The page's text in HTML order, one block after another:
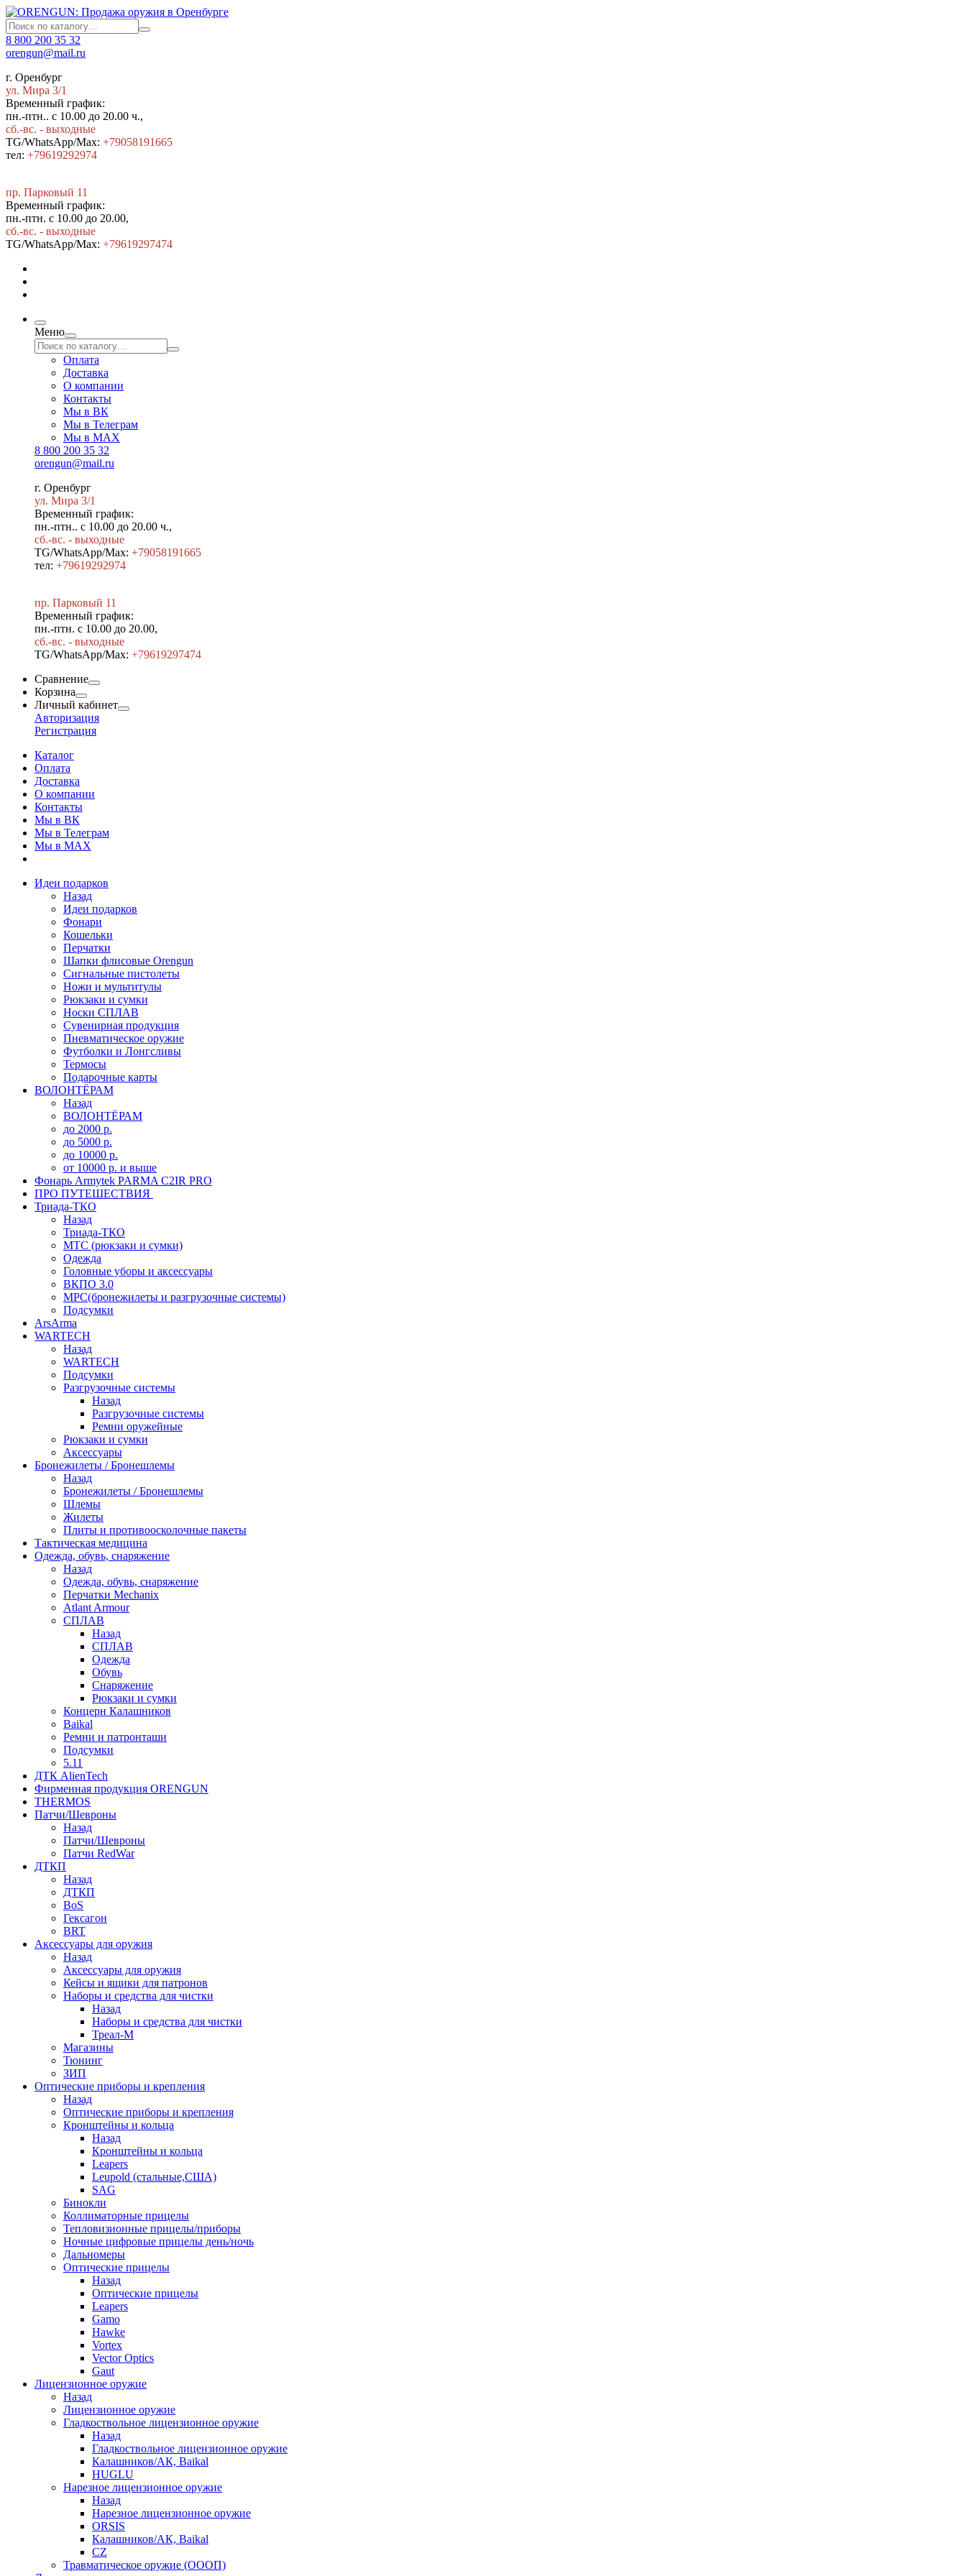
8 800 200 35 32
orengun@mail.ru
г. Оренбург
ул. Мира 3/1
Временный график:
пн.-птн.. с 10.00 до 20.00 ч.,
сб.-вс. - выходные
TG/WhatsApp/Max: +79058191665
тел: +79619292974
пр. Парковый 11
Временный график:
пн.-птн. с 10.00 до 20.00,
сб.-вс. - выходные
TG/WhatsApp/Max: +79619297474
Меню
Оплата
Доставка
О компании
Контакты
Мы в ВК
Мы в Телеграм
Мы в МAX
8 800 200 35 32
orengun@mail.ru
г. Оренбург
ул. Мира 3/1
Временный график:
пн.-птн.. с 10.00 до 20.00 ч.,
сб.-вс. - выходные
TG/WhatsApp/Max: +79058191665
тел: +79619292974
пр. Парковый 11
Временный график:
пн.-птн. с 10.00 до 20.00,
сб.-вс. - выходные
TG/WhatsApp/Max: +79619297474
Сравнение
Корзина
Личный кабинет
Авторизация
Регистрация
Каталог
Оплата
Доставка
О компании
Контакты
Мы в ВК
Мы в Телеграм
Мы в МAX
Идеи подарков
Назад
Идеи подарков
Фонари
Кошельки
Перчатки
Шапки флисовые Orengun
Сигнальные пистолеты
Ножи и мультитулы
Рюкзаки и сумки
Носки СПЛАВ
Сувенирная продукция
Пневматическое оружие
Футболки и Лонгсливы
Термосы
Подарочные карты
ВОЛОНТЁРАМ
Назад
ВОЛОНТЁРАМ
до 2000 р.
до 5000 р.
до 10000 р.
от 10000 р. и выше
Фонарь Armytek PARMA C2IR PRO
ПРО ПУТЕШЕСТВИЯ
Триада-ТКО
Назад
Триада-ТКО
МТС (рюкзаки и сумки)
Одежда
Головные уборы и аксессуары
ВКПО 3.0
МРС(бронежилеты и разгрузочные системы)
Подсумки
ArsArma
WARTECH
Назад
WARTECH
Подсумки
Разгрузочные системы
Назад
Разгрузочные системы
Ремни оружейные
Рюкзаки и сумки
Аксессуары
Бронежилеты / Бронешлемы
Назад
Бронежилеты / Бронешлемы
Шлемы
Жилеты
Плиты и противоосколочные пакеты
Тактическая медицина
Одежда, обувь, снаряжение
Назад
Одежда, обувь, снаряжение
Перчатки Mechanix
Atlant Armour
СПЛАВ
Назад
СПЛАВ
Одежда
Обувь
Снаряжение
Рюкзаки и сумки
Концерн Калашников
Baikal
Ремни и патронташи
Подсумки
5.11
ДТК AlienTech
Фирменная продукция ORENGUN
THERMOS
Патчи/Шевроны
Назад
Патчи/Шевроны
Патчи RedWar
ДТКП
Назад
ДТКП
BoS
Гексагон
BRT
Аксессуары для оружия
Назад
Аксессуары для оружия
Кейсы и ящики для патронов
Наборы и средства для чистки
Назад
Наборы и средства для чистки
Треал-М
Магазины
Тюнинг
ЗИП
Оптические приборы и крепления
Назад
Оптические приборы и крепления
Кронштейны и кольца
Назад
Кронштейны и кольца
Leapers
Leupold (стальные,США)
SAG
Бинокли
Коллиматорные прицелы
Тепловизионные прицелы/приборы
Ночные цифровые прицелы день/ночь
Дальномеры
Оптические прицелы
Назад
Оптические прицелы
Leapers
Gamo
Hawke
Vortex
Vector Optics
Gaut
Лицензионное оружие
Назад
Лицензионное оружие
Гладкоствольное лицензионное оружие
Назад
Гладкоствольное лицензионное оружие
Калашников/АК, Baikal
HUGLU
Нарезное лицензионное оружие
Назад
Нарезное лицензионное оружие
ORSIS
Калашников/АК, Baikal
CZ
Травматическое оружие (ОООП)